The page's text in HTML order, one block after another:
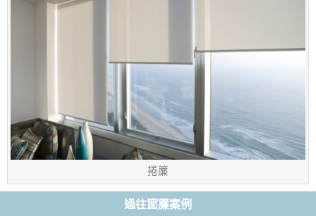
捲簾
過往窗簾案例